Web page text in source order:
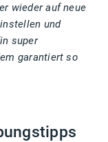
wieder auf neue
und
super
garantiert so